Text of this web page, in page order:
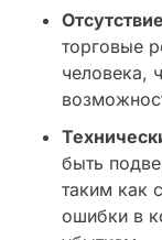
торговые
человека,
быть
таким как
ошибки в